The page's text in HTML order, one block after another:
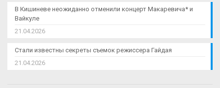
В Кишиневе неожиданно отменили концерт Макаревича* и
Вайкуле
21.04.2026
Стали известны секреты съемок режиссера Гайдая
21.04.2026